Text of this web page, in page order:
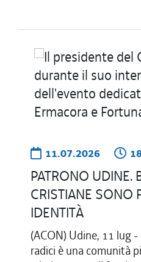
11.07.2026
PATRONO UDINE.
CRISTIANE SONO
IDENTITÀ
(ACON) Udine, 11 lug
radici è una comunità